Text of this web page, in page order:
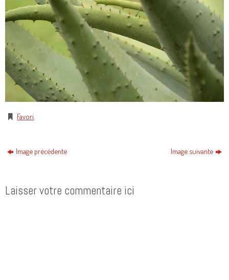
Favori
Image précédente Image suivante
Laisser votre commentaire ici